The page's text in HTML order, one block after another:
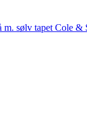
sølv tapet Cole &